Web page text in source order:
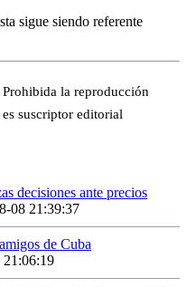
sigue siendo referente
la reproducción
suscriptor editorial
decisiones ante precios
08 21:39:37
de Cuba
21:06:19